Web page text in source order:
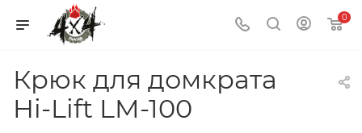
0
Крюк для домкрата
Hi-Lift LM-100